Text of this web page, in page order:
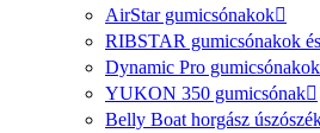
AirStar gumicsónakok
RIBSTAR gumicsónakok
Dynamic Pro gumicsónakok
YUKON 350 gumicsónak
Belly Boat horgász